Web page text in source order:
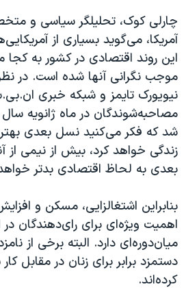
چارلی کوک، تحلیلگر سیاسی و
آمریکا، می‌گوید بسیاری از
این روند اقتصادی در کشور به کجا
موجب نگرانی آنها شده است. در
نیویورک تایمز و شبکه خبری
مصاحبه‌شوندگان در ماه ژانویه
شد که فکر می‌کنید نسل بعدی بهتر،
زندگی خواهد کرد، بیش از نیمی از
بعدی به لحاظ اقتصادی بدتر
بنابراین اشتغالزایی، مسکن و
اهمیت ویژه‌ای برای رای‌دهندگان در
میان‌دوره‌ای دارد. البته برخی از
دستمزد برابر برای زنان در مقابل
کرده‌اند.